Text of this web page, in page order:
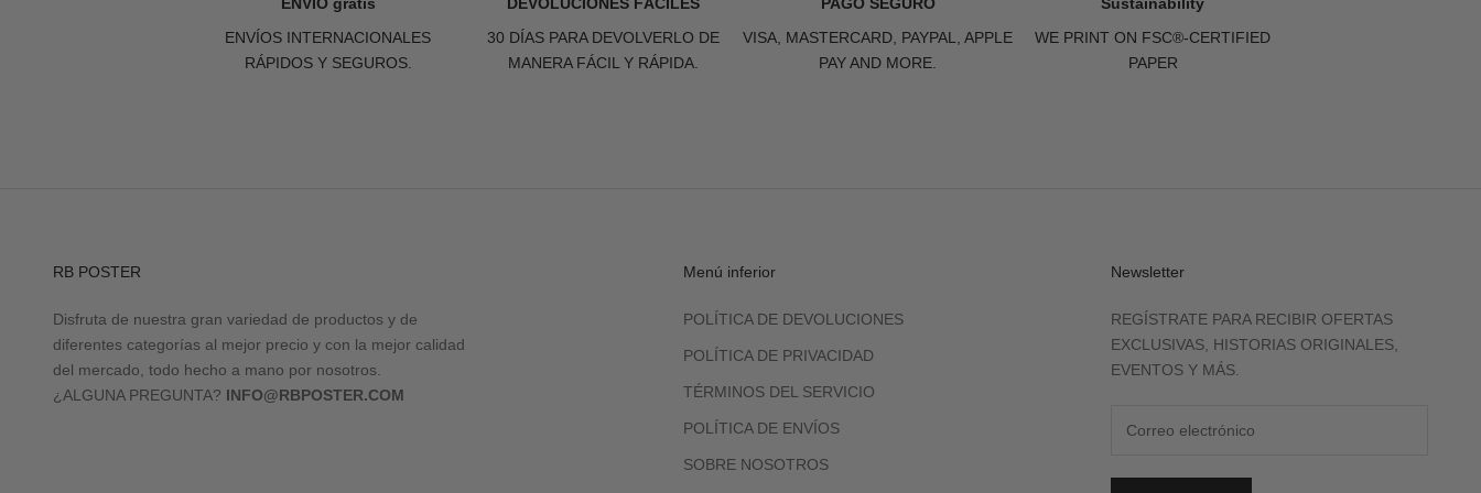
ENVÍO gratis
ENVÍOS INTERNACIONALES
RÁPIDOS Y SEGUROS.
DEVOLUCIONES FÁCILES
30 DÍAS PARA DEVOLVERLO DE
MANERA FÁCIL Y RÁPIDA.
PAGO SEGURO
VISA, MASTERCARD, PAYPAL, APPLE
PAY AND MORE.
Sustainability
WE PRINT ON FSC®-CERTIFIED
PAPER
RB POSTER
Disfruta de nuestra gran variedad de productos y de
diferentes categorías al mejor precio y con la mejor calidad
del mercado, todo hecho a mano por nosotros.
¿ALGUNA PREGUNTA? INFO@RBPOSTER.COM
Menú inferior
POLÍTICA DE DEVOLUCIONES
POLÍTICA DE PRIVACIDAD
TÉRMINOS DEL SERVICIO
POLÍTICA DE ENVÍOS
SOBRE NOSOTROS
Newsletter
REGÍSTRATE PARA RECIBIR OFERTAS
EXCLUSIVAS, HISTORIAS ORIGINALES,
EVENTOS Y MÁS.